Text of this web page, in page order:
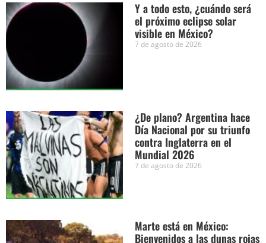
Y a todo esto, ¿cuándo será
el próximo eclipse solar
visible en México?
7 de agosto de 2026
¿De plano? Argentina hace
Día Nacional por su triunfo
contra Inglaterra en el
Mundial 2026
7 de agosto de 2026
Marte está en México:
Bienvenidos a las dunas rojas